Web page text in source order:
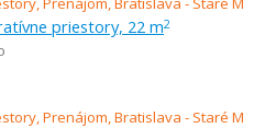
priestory, 22 m2